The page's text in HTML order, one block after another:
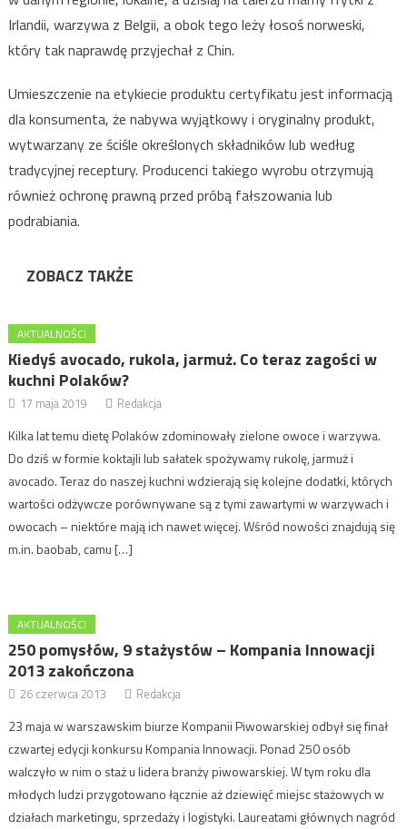
Irlandii, warzywa z Belgii, a obok tego leży łosoś norweski,
który tak naprawdę przyjechał z Chin.
Umieszczenie na etykiecie produktu certyfikatu jest informacją
dla konsumenta, że nabywa wyjątkowy i oryginalny produkt,
wytwarzany ze ściśle określonych składników lub według
tradycyjnej receptury. Producenci takiego wyrobu otrzymują
również ochronę prawną przed próbą fałszowania lub
podrabiania.
ZOBACZ TAKŻE
AKTUALNOŚCI
Kiedyś avocado, rukola, jarmuż. Co teraz zagości w
kuchni Polaków?
17 maja 2019 Redakcja
Kilka lat temu dietę Polaków zdominowały zielone owoce i warzywa.
Do dziś w formie koktajli lub sałatek spożywamy rukolę, jarmuż i
avocado. Teraz do naszej kuchni wdzierają się kolejne dodatki, których
wartości odżywcze porównywane są z tymi zawartymi w warzywach i
owocach – niektóre mają ich nawet więcej. Wśród nowości znajdują się
m.in. baobab, camu […]
AKTUALNOŚCI
250 pomysłów, 9 stażystów – Kompania Innowacji
2013 zakończona
26 czerwca 2013 Redakcja
23 maja w warszawskim biurze Kompanii Piwowarskiej odbył się finał
czwartej edycji konkursu Kompania Innowacji. Ponad 250 osób
walczyło w nim o staż u lidera branży piwowarskiej. W tym roku dla
młodych ludzi przygotowano łącznie aż dziewięć miejsc stażowych w
działach marketingu, sprzedaży i logistyki. Laureatami głównych nagród